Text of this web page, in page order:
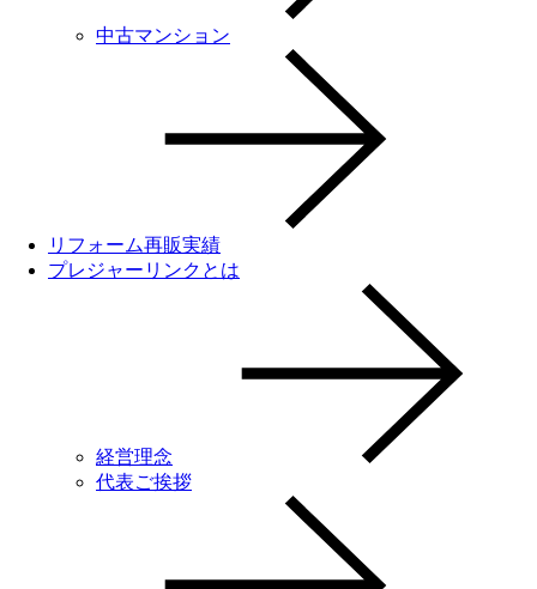
中古マンション
リフォーム再販実績
プレジャーリンクとは
経営理念
代表ご挨拶